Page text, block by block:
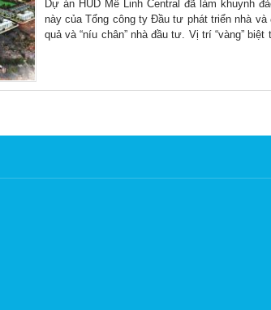
Dự án HUD Mê Linh Central đã làm khuynh
này của Tổng công ty Đầu tư phát triển nhà
quả và “níu chân” nhà đầu tư. Vị trí “vàng”